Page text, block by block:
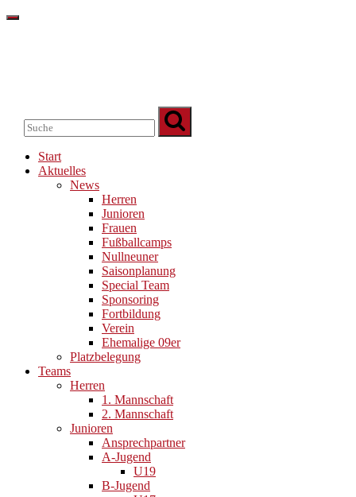
Start
Aktuelles
News
Herren
Junioren
Frauen
Fußballcamps
Nullneuner
Saisonplanung
Special Team
Sponsoring
Fortbildung
Verein
Ehemalige 09er
Platzbelegung
Teams
Herren
1. Mannschaft
2. Mannschaft
Junioren
Ansprechpartner
A-Jugend
U19
B-Jugend